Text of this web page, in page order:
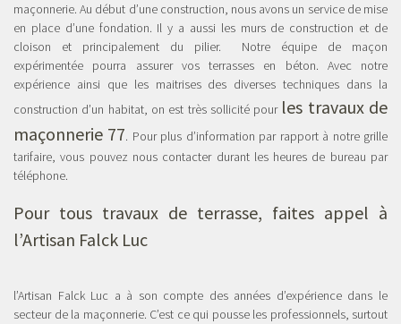
maçonnerie. Au début d’une construction, nous avons un service de mise
en place d’une fondation. Il y a aussi les murs de construction et de
cloison et principalement du pilier. Notre équipe de maçon
expérimentée pourra assurer vos terrasses en béton. Avec notre
expérience ainsi que les maitrises des diverses techniques dans la
construction d’un habitat, on est très sollicité pour les travaux de
maçonnerie 77. Pour plus d’information par rapport à notre grille
tarifaire, vous pouvez nous contacter durant les heures de bureau par
téléphone.
Pour tous travaux de terrasse, faites appel à
l’Artisan Falck Luc
l’Artisan Falck Luc a à son compte des années d’expérience dans le
secteur de la maçonnerie. C’est ce qui pousse les professionnels, surtout